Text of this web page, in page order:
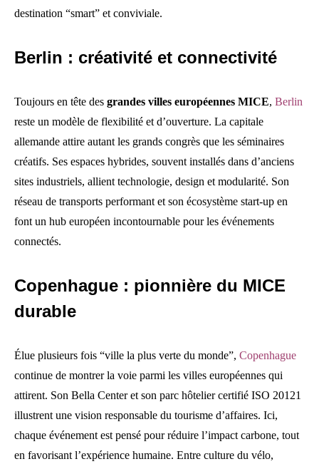
destination “smart” et conviviale.
Berlin : créativité et connectivité
Toujours en tête des grandes villes européennes MICE, Berlin
reste un modèle de flexibilité et d’ouverture. La capitale
allemande attire autant les grands congrès que les séminaires
créatifs. Ses espaces hybrides, souvent installés dans d’anciens
sites industriels, allient technologie, design et modularité. Son
réseau de transports performant et son écosystème start-up en
font un hub européen incontournable pour les événements
connectés.
Copenhague : pionnière du MICE
durable
Élue plusieurs fois “ville la plus verte du monde”, Copenhague
continue de montrer la voie parmi les villes européennes qui
attirent. Son Bella Center et son parc hôtelier certifié ISO 20121
illustrent une vision responsable du tourisme d’affaires. Ici,
chaque événement est pensé pour réduire l’impact carbone, tout
en favorisant l’expérience humaine. Entre culture du vélo,